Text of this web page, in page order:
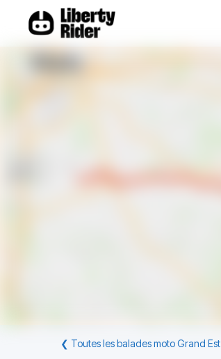
❮ Toutes les balades moto Grand Est